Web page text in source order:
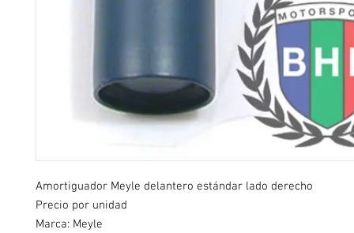
Amortiguador Meyle delantero estándar lado derecho
Precio por unidad
Marca: Meyle